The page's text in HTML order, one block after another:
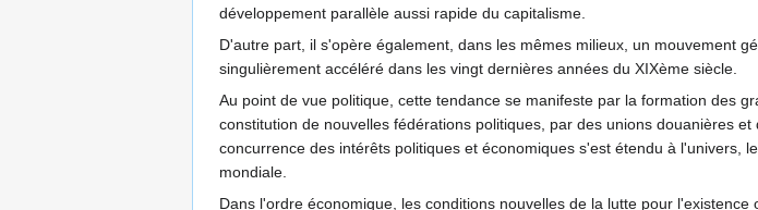
développement parallèle aussi rapide du capitalisme.
D'autre part, il s'opère également, dans les mêmes milieux, un mouvement
singulièrement accéléré dans les vingt dernières années du XIXème siècle.
Au point de vue politique, cette tendance se manifeste par la formation des
constitution de nouvelles fédérations politiques, par des unions douanières
concurrence des intérêts politiques et économiques s'est étendu à l'univers,
mondiale.
Dans l'ordre économique, les conditions nouvelles de la lutte pour